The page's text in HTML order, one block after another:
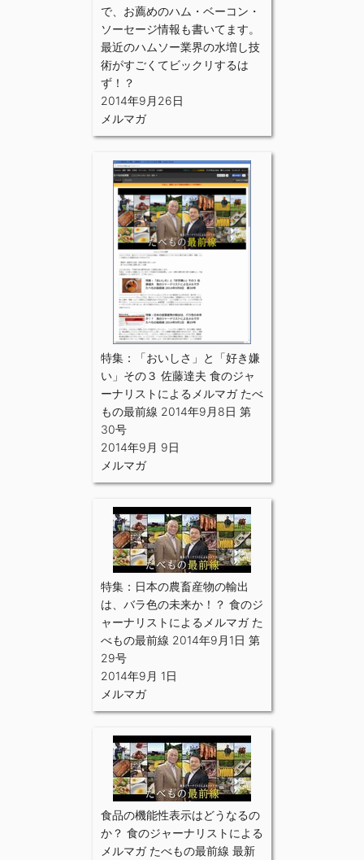
で、お薦めのハム・ベーコン・
ソーセージ情報も書いてます。
最近のハムソー業界の水増し技
術がすごくてビックリするは
ず！？
2014年9月26日
メルマガ
特集：「おいしさ」と「好き嫌
い」その３ 佐藤達夫 食のジャ
ーナリストによるメルマガ たべ
もの最前線 2014年9月8日 第
30号
2014年9月 9日
メルマガ
特集：日本の農畜産物の輸出
は、バラ色の未来か！？ 食のジ
ャーナリストによるメルマガ た
べもの最前線 2014年9月1日 第
29号
2014年9月 1日
メルマガ
食品の機能性表示はどうなるの
か？ 食のジャーナリストによる
メルマガ たべもの最前線 最新